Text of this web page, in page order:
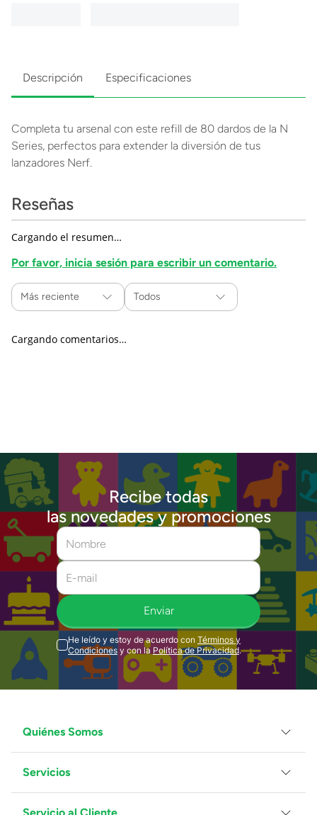
Descripción Especificaciones
Completa tu arsenal con este refill de 80 dardos de la N
Series, perfectos para extender la diversión de tus
lanzadores Nerf.
Reseñas
Cargando el resumen…
Por favor, inicia sesión para escribir un comentario.
Más reciente Todos
Cargando comentarios…
Recibe todas
las novedades y promociones
Enviar
He leído y estoy de acuerdo con Términos y
Condiciones y con la Política de Privacidad.
Quiénes Somos
Grupo Juguetron
Localiza tu tienda
Blog
Servicios